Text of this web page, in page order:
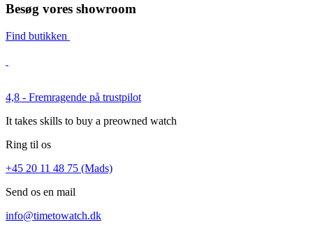
Besøg vores showroom
Find butikken
4,8 - Fremragende på trustpilot
It takes skills to buy a preowned watch
Ring til os
+45 20 11 48 75 (Mads)
Send os en mail
info@timetowatch.dk